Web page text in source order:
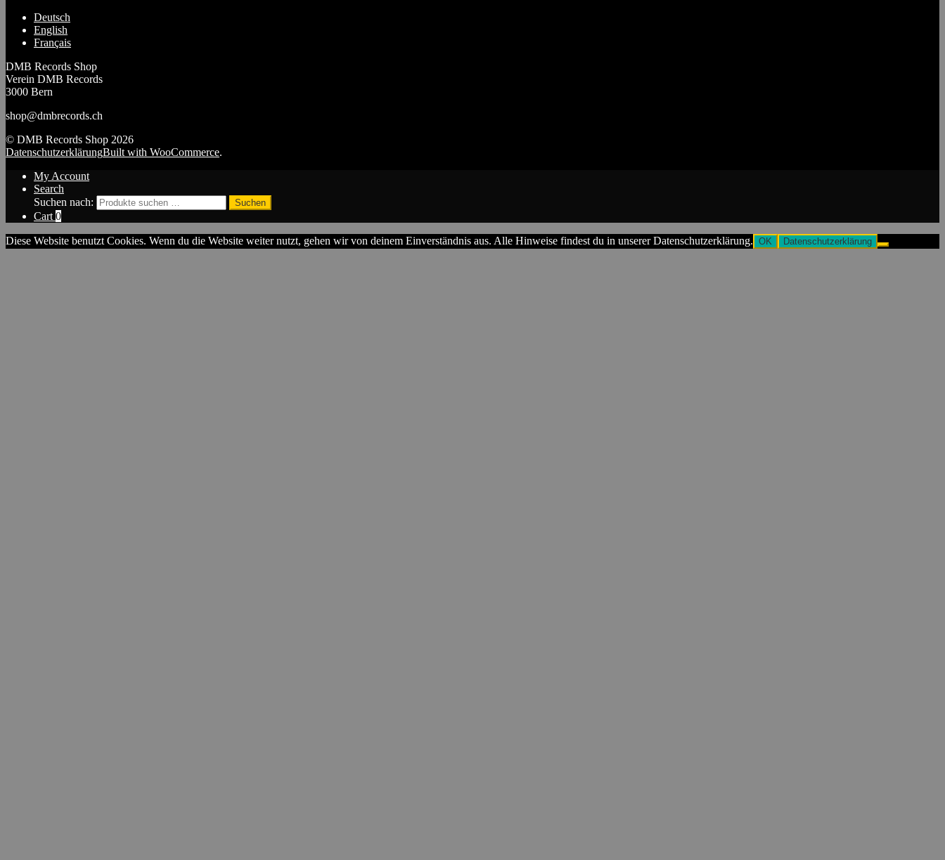
Deutsch
English
Français
DMB Records Shop
Verein DMB Records
3000 Bern
shop@dmbrecords.ch
© DMB Records Shop 2026
DatenschutzerklärungBuilt with WooCommerce.
My Account
Search
Suchen nach:
Suchen
Cart 0
Diese Website benutzt Cookies. Wenn du die Website weiter nutzt, gehen wir von deinem Einverständnis aus. Alle Hinweise findest du in unserer Datenschutzerklärung. OK Datenschutzerklärung